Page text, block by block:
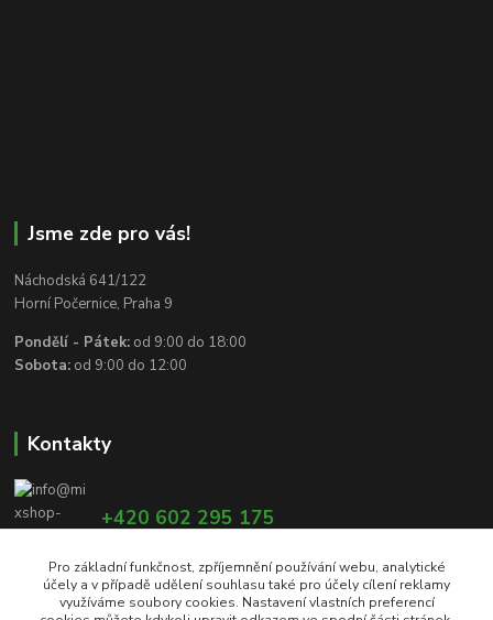
Jsme zde pro vás!
Náchodská 641/122
Horní Počernice, Praha 9
Pondělí - Pátek: od 9:00 do 18:00
Sobota: od 9:00 do 12:00
Kontakty
+420 602 295 175
info@mixshop-wertheim.cz
Pro základní funkčnost, zpříjemnění používání webu, analytické
účely a v případě udělení souhlasu také pro účely cílení reklamy
využíváme soubory cookies. Nastavení vlastních preferencí